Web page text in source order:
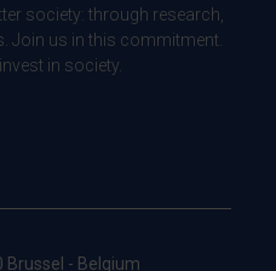
society: through research,
Join us in this commitment.
in society.
Brussel - Belgium